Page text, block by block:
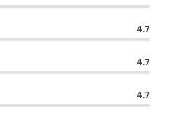
4.7
4.7
4.7